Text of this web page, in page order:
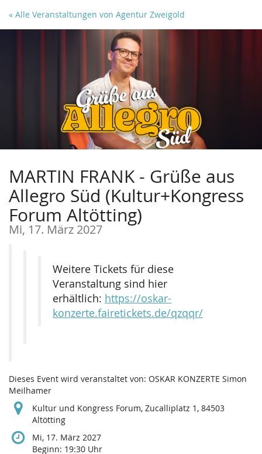
Zum
« Alle Veranstaltungen von Agentur Zweigold
MARTIN FRANK - Grüße aus
Allegro Süd (Kultur+Kongress
Forum Altötting)
Mi, 17. März 2027
Weitere Tickets für diese
Veranstaltung sind hier
erhältlich: https://oskar-
konzerte.fairetickets.de/qzqqr/
Dieses Event wird veranstaltet von: OSKAR KONZERTE Simon
Meilhamer
Kultur und Kongress Forum, Zucalliplatz 1, 84503
Altötting
Mi, 17. März 2027
Beginn: 19:30 Uhr